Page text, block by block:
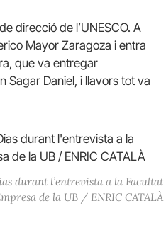
direcció de l’UNESCO. A
Mayor Zaragoza i entra
que va entregar
Sagar Daniel, i llavors tot va
durant l’entrevista a la Facultat
de la UB / ENRIC CATALÀ